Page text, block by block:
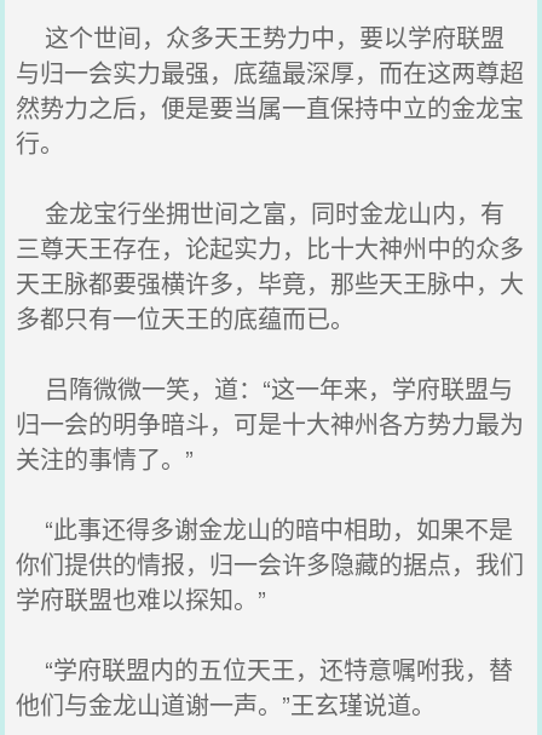
这个世间，众多天王势力中，要以学府联盟
与归一会实力最强，底蕴最深厚，而在这两尊超
然势力之后，便是要当属一直保持中立的金龙宝
行。
金龙宝行坐拥世间之富，同时金龙山内，有
三尊天王存在，论起实力，比十大神州中的众多
天王脉都要强横许多，毕竟，那些天王脉中，大
多都只有一位天王的底蕴而已。
吕隋微微一笑，道：“这一年来，学府联盟与
归一会的明争暗斗，可是十大神州各方势力最为
关注的事情了。”
“此事还得多谢金龙山的暗中相助，如果不是
你们提供的情报，归一会许多隐藏的据点，我们
学府联盟也难以探知。”
“学府联盟内的五位天王，还特意嘱咐我，替
他们与金龙山道谢一声。”王玄瑾说道。